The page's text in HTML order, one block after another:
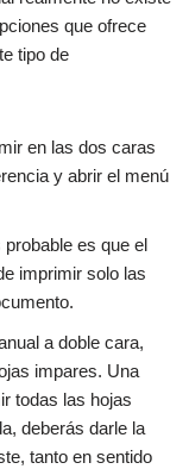
que ofrece
tipo de
en las dos caras
y abrir el menú
es que el
imprimir solo las
a doble cara,
impares. Una
todas las hojas
deberás darle la
tanto en sentido